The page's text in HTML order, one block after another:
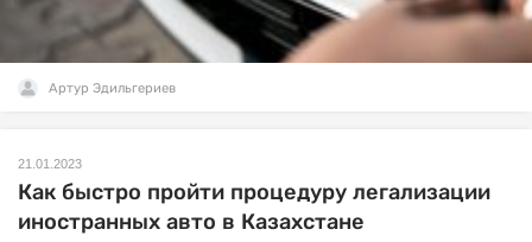
Артур Эдильгериев
21.01.2023
Как быстро пройти процедуру легализации
иностранных авто в Казахстане